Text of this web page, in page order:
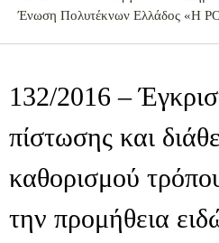
Ένωση Πολυτέκνων Ελλάδος «Η
132/2016 –
πίστωσης και
καθορισμού
την προμήθεια